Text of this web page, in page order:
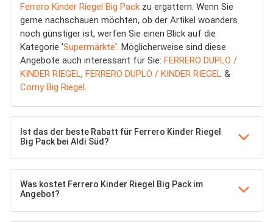
Ferrero Kinder Riegel Big Pack zu ergattern. Wenn Sie
gerne nachschauen möchten, ob der Artikel woanders
noch günstiger ist, werfen Sie einen Blick auf die
Kategorie 'Supermärkte'. Möglicherweise sind diese
Angebote auch interessant für Sie: FERRERO DUPLO /
KINDER RIEGEL, FERRERO DUPLO / KINDER RIEGEL &
Corny Big Riegel.
Ist das der beste Rabatt für Ferrero Kinder Riegel
Big Pack bei Aldi Süd?
Was kostet Ferrero Kinder Riegel Big Pack im
Angebot?